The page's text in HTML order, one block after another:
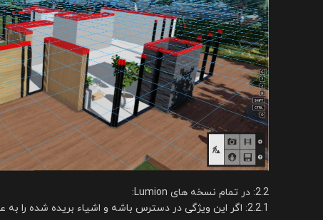
2.2: در تمام نسخه های Lumion:
2.2.1: اگر این ویژگی در دسترس باشه و اشیاء بریده شده را به عنوان سطوح جامد درپوش می‌گیرد، توصیه می‌کنیم از عملکرد صفحه/جعبه بخش در نرم‌افزار مدل‌سازی سه بعدی خود استفاده کنید.